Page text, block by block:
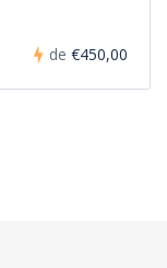
de €450,00